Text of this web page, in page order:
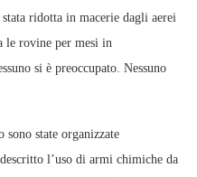
ridotta in macerie dagli aerei
le rovine per mesi in
si è preoccupato. Nessuno
sono state organizzate
l’uso di armi chimiche da